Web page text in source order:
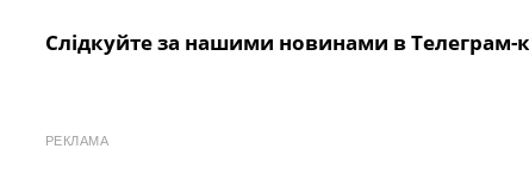
Слідкуйте за нашими новинами в Телеграм-
РЕКЛАМА